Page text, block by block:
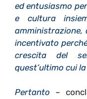
ed entusiasmo
e cultura
amministrazione,
incentivato
crescita del
quest’ultimo cui
Pertanto –